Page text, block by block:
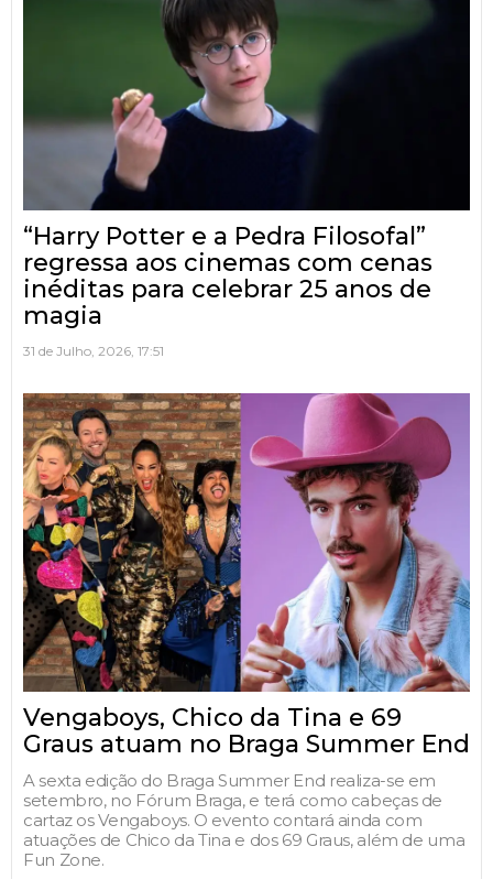
“Harry Potter e a Pedra Filosofal”
regressa aos cinemas com cenas
inéditas para celebrar 25 anos de
magia
31 de Julho, 2026, 17:51
Vengaboys, Chico da Tina e 69
Graus atuam no Braga Summer End
A sexta edição do Braga Summer End realiza-se em
setembro, no Fórum Braga, e terá como cabeças de
cartaz os Vengaboys. O evento contará ainda com
atuações de Chico da Tina e dos 69 Graus, além de uma
Fun Zone.